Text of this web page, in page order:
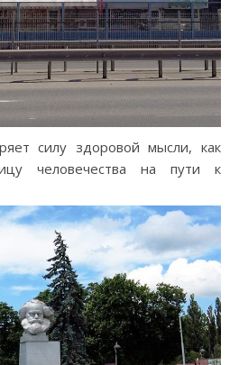
силу здоровой мысли, как
человечества на пути к